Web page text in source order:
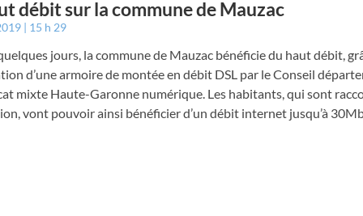
débit sur la commune de Mauzac
15 h 29
jours, la commune de Mauzac bénéficie du haut débit,
d’une armoire de montée en débit DSL par le Conseil
mixte Haute-Garonne numérique. Les habitants, qui sont
vont pouvoir ainsi bénéficier d’un débit internet jusqu’à